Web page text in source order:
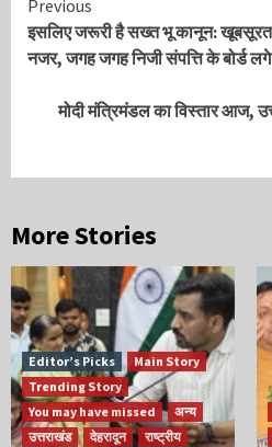
Reading
Previous
इसलिए जरूरी है सख्त भू कानून: खूबसूरत
नजर, जगह जगह निजी संपत्ति के बोर्ड लगे
मोदी मंत्रिमंडल का विस्तार आज,
More Stories
Editor’s Picks
Main Story
Trending Story
You may have missed
अन्य
उत्तराखंड
देहरादून राष्ट्रीय